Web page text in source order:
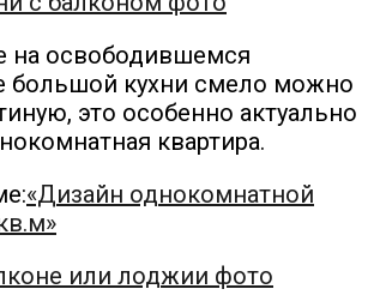
на освободившемся
большой кухни смело можно
это особенно актуально
квартира.
«Дизайн однокомнатной